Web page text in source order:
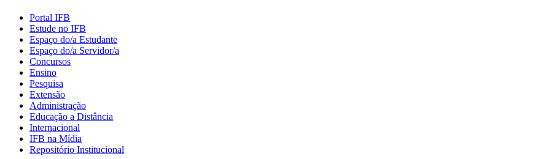
Portal IFB
Estude no IFB
Espaço do/a Estudante
Espaço do/a Servidor/a
Concursos
Ensino
Pesquisa
Extensão
Administração
Educação a Distância
Internacional
IFB na Mídia
Repositório Institucional